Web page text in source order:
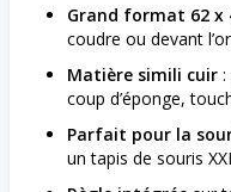
Grand format 62 x
coudre ou devant
Matière simili cuir :
coup d’éponge,
Parfait pour la
un tapis de souris